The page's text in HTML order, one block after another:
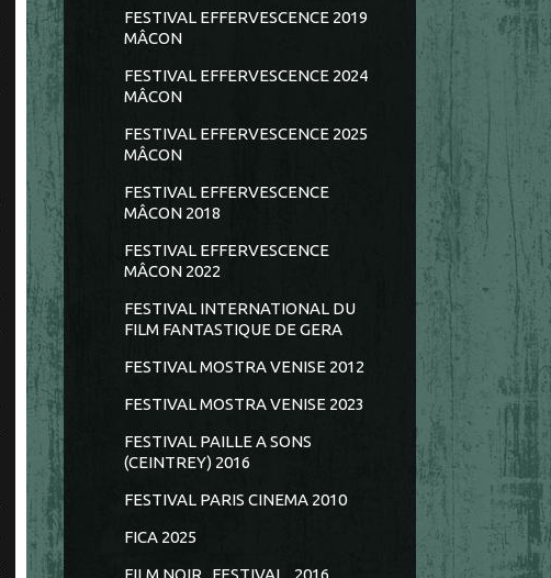
FESTIVAL EFFERVESCENCE 2019
MÂCON
FESTIVAL EFFERVESCENCE 2024
MÂCON
FESTIVAL EFFERVESCENCE 2025
MÂCON
FESTIVAL EFFERVESCENCE
MÂCON 2018
FESTIVAL EFFERVESCENCE
MÂCON 2022
FESTIVAL INTERNATIONAL DU
FILM FANTASTIQUE DE GERA
FESTIVAL MOSTRA VENISE 2012
FESTIVAL MOSTRA VENISE 2023
FESTIVAL PAILLE A SONS
(CEINTREY) 2016
FESTIVAL PARIS CINEMA 2010
FICA 2025